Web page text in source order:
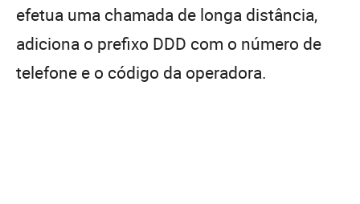
efetua uma chamada de longa distância,
adiciona o prefixo DDD com o número de
telefone e o código da operadora.